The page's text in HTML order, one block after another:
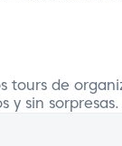
tours de
y sin sorpresas.